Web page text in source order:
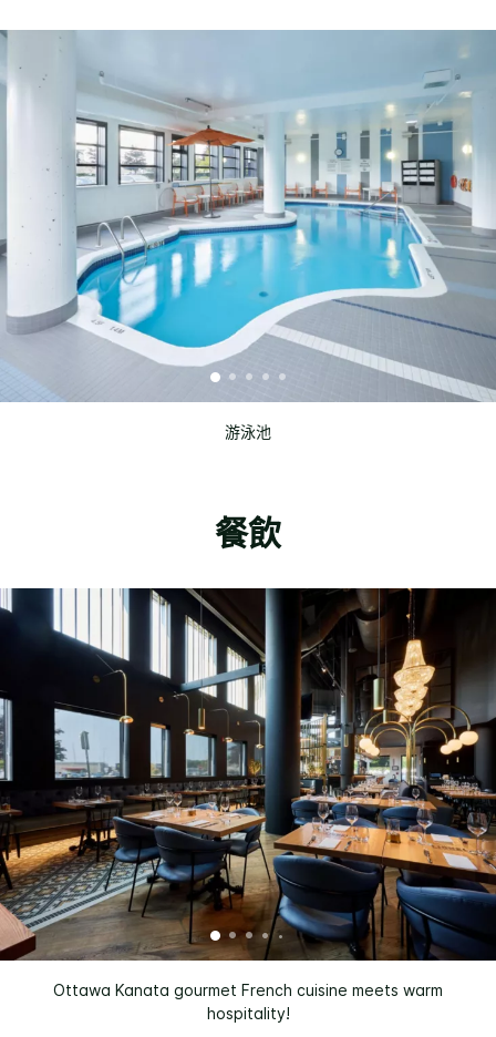
游泳池
餐飲
Ottawa Kanata gourmet French cuisine meets warm
hospitality!